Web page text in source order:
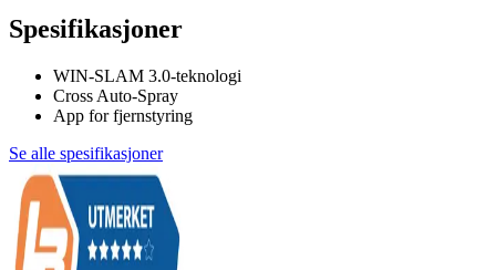
Spesifikasjoner
WIN-SLAM 3.0-teknologi
Cross Auto-Spray
App for fjernstyring
Se alle spesifikasjoner